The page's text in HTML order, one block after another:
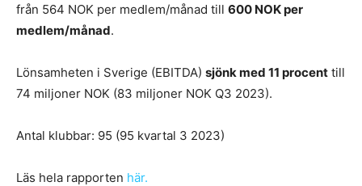
från 564 NOK per medlem/månad till 600 NOK per
medlem/månad.
Lönsamheten i Sverige (EBITDA) sjönk med 11 procent till
74 miljoner NOK (83 miljoner NOK Q3 2023).
Antal klubbar: 95 (95 kvartal 3 2023)
Läs hela rapporten här.